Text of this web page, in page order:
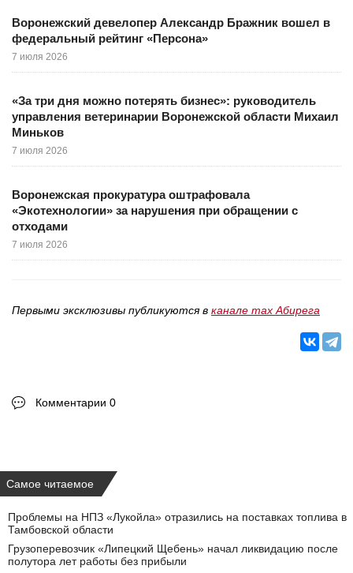
Воронежский девелопер Александр Бражник вошел в
федеральный рейтинг «Персона»
7 июля 2026
«За три дня можно потерять бизнес»: руководитель
управления ветеринарии Воронежской области Михаил
Миньков
7 июля 2026
Воронежская прокуратура оштрафовала
«Экотехнологии» за нарушения при обращении с
отходами
7 июля 2026
Первыми эксклюзивы публикуются в канале max Абирега
Комментарии 0
Самое читаемое
Проблемы на НПЗ «Лукойла» отразились на поставках топлива в
Тамбовской области
Грузоперевозчик «Липецкий Щебень» начал ликвидацию после
полутора лет работы без прибыли